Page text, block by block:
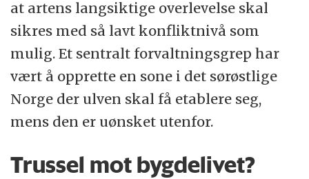
at artens langsiktige overlevelse skal
sikres med så lavt konfliktnivå som
mulig. Et sentralt forvaltningsgrep har
vært å opprette en sone i det sørøstlige
Norge der ulven skal få etablere seg,
mens den er uønsket utenfor.
Trussel mot bygdelivet?